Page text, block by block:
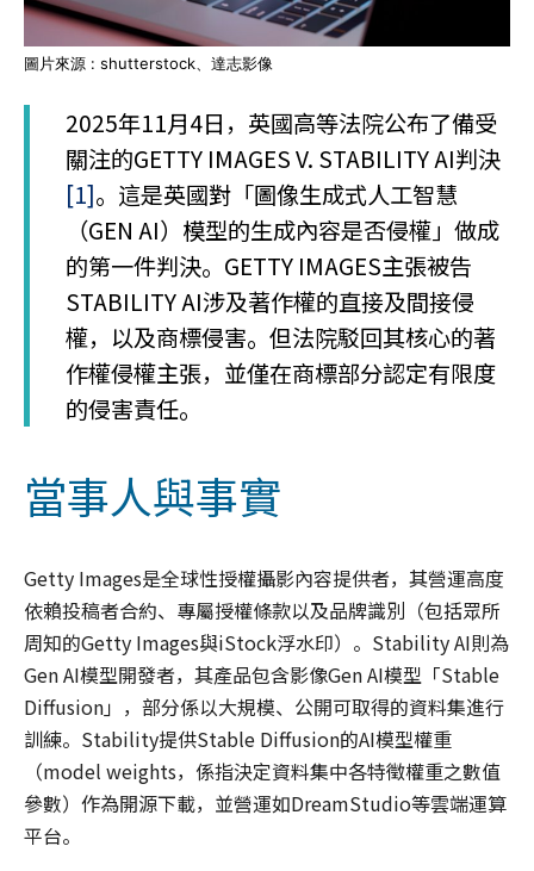
圖片來源 : shutterstock、達志影像
2025年11月4日，英國高等法院公布了備受
關注的GETTY IMAGES V. STABILITY AI判決
[1]。這是英國對「圖像生成式人工智慧
（GEN AI）模型的生成內容是否侵權」做成
的第一件判決。GETTY IMAGES主張被告
STABILITY AI涉及著作權的直接及間接侵
權，以及商標侵害。但法院駁回其核心的著
作權侵權主張，並僅在商標部分認定有限度
的侵害責任。
當事人與事實
Getty Images是全球性授權攝影內容提供者，其營運高度
依賴投稿者合約、專屬授權條款以及品牌識別（包括眾所
周知的Getty Images與iStock浮水印）。Stability AI則為
Gen AI模型開發者，其產品包含影像Gen AI模型「Stable
Diffusion」，部分係以大規模、公開可取得的資料集進行
訓練。Stability提供Stable Diffusion的AI模型權重
（model weights，係指決定資料集中各特徵權重之數值
參數）作為開源下載，並營運如DreamStudio等雲端運算
平台。